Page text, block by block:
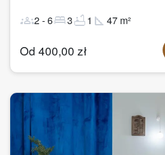
groups2-6bed3bathtub1 square_foot 47 m²
Od 400,00 zł